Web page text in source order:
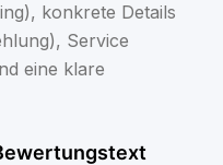
konkrete Details
Service
eine klare